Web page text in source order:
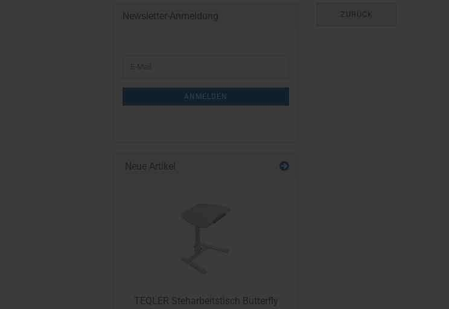
ZURÜCK
Newsletter-Anmeldung
NEWSLETTER-
ANMELDEN
Neue Artikel
TEQLER Steharbeitstisch Butterfly